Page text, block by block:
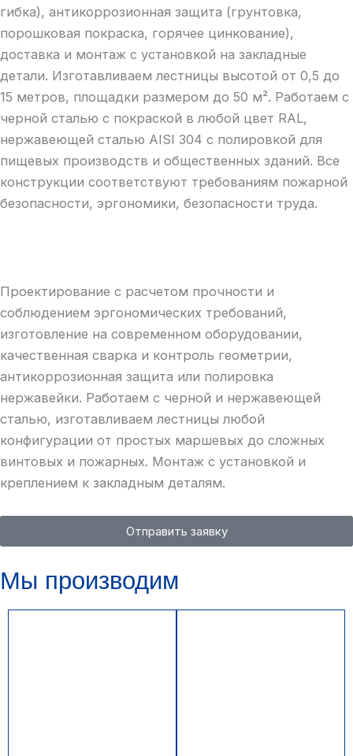
гибка), антикоррозионная защита (грунтовка,
порошковая покраска, горячее цинкование),
доставка и монтаж с установкой на закладные
детали. Изготавливаем лестницы высотой от 0,5 до
15 метров, площадки размером до 50 м². Работаем с
черной сталью с покраской в любой цвет RAL,
нержавеющей сталью AISI 304 с полировкой для
пищевых производств и общественных зданий. Все
конструкции соответствуют требованиям пожарной
безопасности, эргономики, безопасности труда.
Проектирование с расчетом прочности и
соблюдением эргономических требований,
изготовление на современном оборудовании,
качественная сварка и контроль геометрии,
антикоррозионная защита или полировка
нержавейки. Работаем с черной и нержавеющей
сталью, изготавливаем лестницы любой
конфигурации от простых маршевых до сложных
винтовых и пожарных. Монтаж с установкой и
креплением к закладным деталям.
Отправить заявку
Мы производим